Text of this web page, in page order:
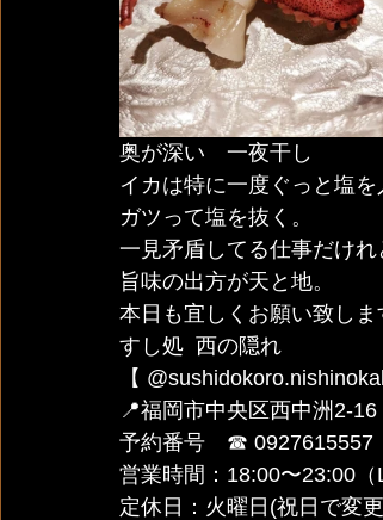
奥が深い　一夜干し
イカは特に一度ぐっと塩
ガツって塩を抜く。
一見矛盾してる仕事だけれ
旨味の出方が天と地。
本日も宜しくお願い致しま
すし処  西の隠れ
【
📍福岡市中央区西中洲2-16
予約番号　☎︎ 0927615557
営業時間：18:00〜23:00（
定休日：火曜日(祝日で変